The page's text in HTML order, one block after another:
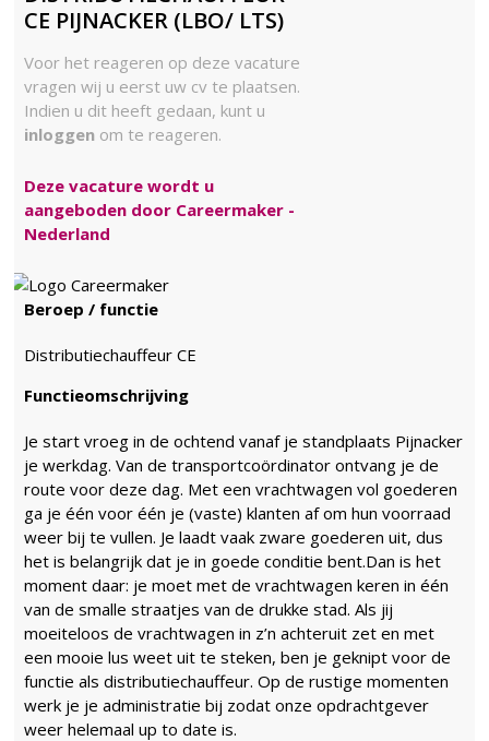
CE PIJNACKER (LBO/ LTS)
Voor het reageren op deze vacature
vragen wij u eerst uw cv te plaatsen.
Indien u dit heeft gedaan, kunt u
inloggen om te reageren.
Deze vacature wordt u
aangeboden door Careermaker -
Nederland
Beroep / functie
Distributiechauffeur CE
Functieomschrijving
Je start vroeg in de ochtend vanaf je standplaats Pijnacker
je werkdag. Van de transportcoördinator ontvang je de
route voor deze dag. Met een vrachtwagen vol goederen
ga je één voor één je (vaste) klanten af om hun voorraad
weer bij te vullen. Je laadt vaak zware goederen uit, dus
het is belangrijk dat je in goede conditie bent.Dan is het
moment daar: je moet met de vrachtwagen keren in één
van de smalle straatjes van de drukke stad. Als jij
moeiteloos de vrachtwagen in z’n achteruit zet en met
een mooie lus weet uit te steken, ben je geknipt voor de
functie als distributiechauffeur. Op de rustige momenten
werk je je administratie bij zodat onze opdrachtgever
weer helemaal up to date is.